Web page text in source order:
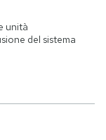
unità
del sistema